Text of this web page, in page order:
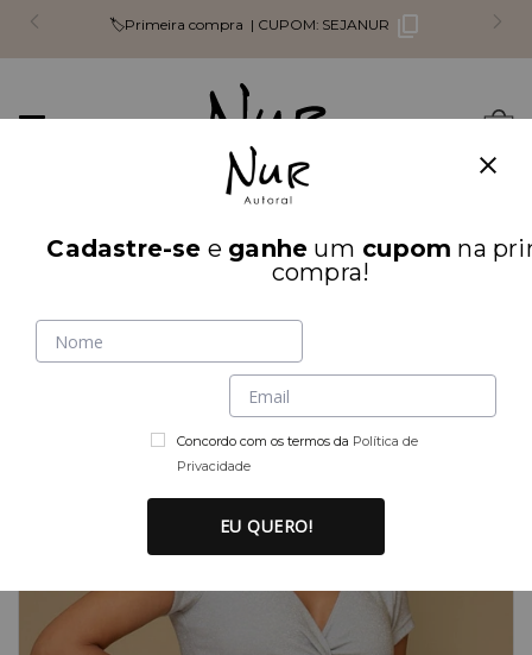
🏷️Primeira compra | CUPOM: SEJANUR
Mudar
INÍCIO PARTE DE CIMA
Cadastre-se e ganhe um cupom na
compra!
Concordo com os termos da Política de
Privacidade
EU QUERO!